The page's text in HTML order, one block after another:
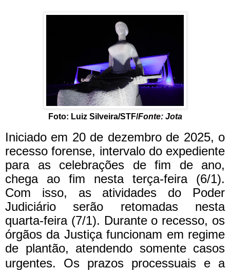
Foto: Luiz Silveira/STF/Fonte: Jota
Iniciado em 20 de dezembro de 2025, o
recesso forense, intervalo do expediente
para as celebrações de fim de ano,
chega ao fim nesta terça-feira (6/1).
Com isso, as atividades do Poder
Judiciário serão retomadas nesta
quarta-feira (7/1). Durante o recesso, os
órgãos da Justiça funcionam em regime
de plantão, atendendo somente casos
urgentes. Os prazos processuais e a